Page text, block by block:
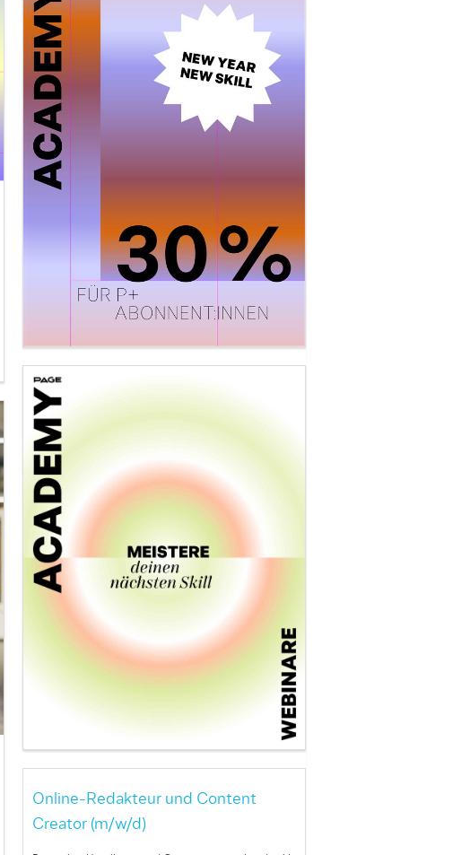
Online-Redakteur und Content
Creator (m/w/d)